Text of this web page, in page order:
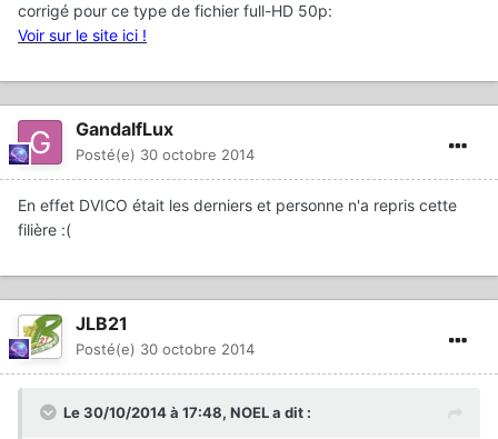
corrigé pour ce type de fichier full-HD 50p:
Voir sur le site ici !
GandalfLux
Posté(e) 30 octobre 2014
En effet DVICO était les derniers et personne n'a repris cette
filière :(
JLB21
Posté(e) 30 octobre 2014
Le 30/10/2014 à 17:48, NOEL a dit :